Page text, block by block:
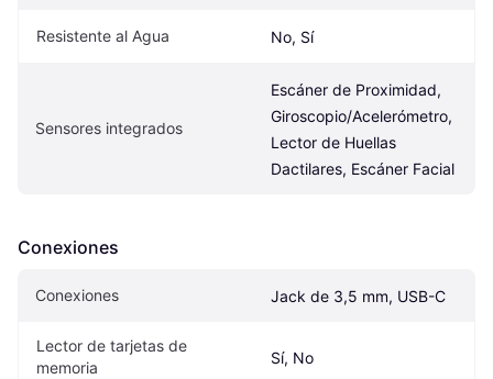
Resistente al Agua No, Sí
Sensores integrados
Escáner de Proximidad,
Giroscopio/Acelerómetro,
Lector de Huellas
Dactilares, Escáner Facial
Conexiones
Conexiones Jack de 3,5 mm, USB-C
Lector de tarjetas de
memoria
Sí, No